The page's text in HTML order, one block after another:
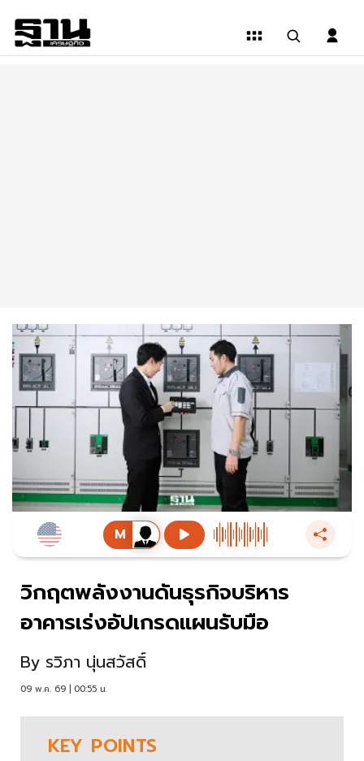
วิกฤตพลังงานดันธุรกิจบริหาร
อาคารเร่งอัปเกรดแผนรับมือ
By รวิภา นุ่นสวัสดิ์
09 พ.ค. 69 | 00:55 น.
KEY POINTS